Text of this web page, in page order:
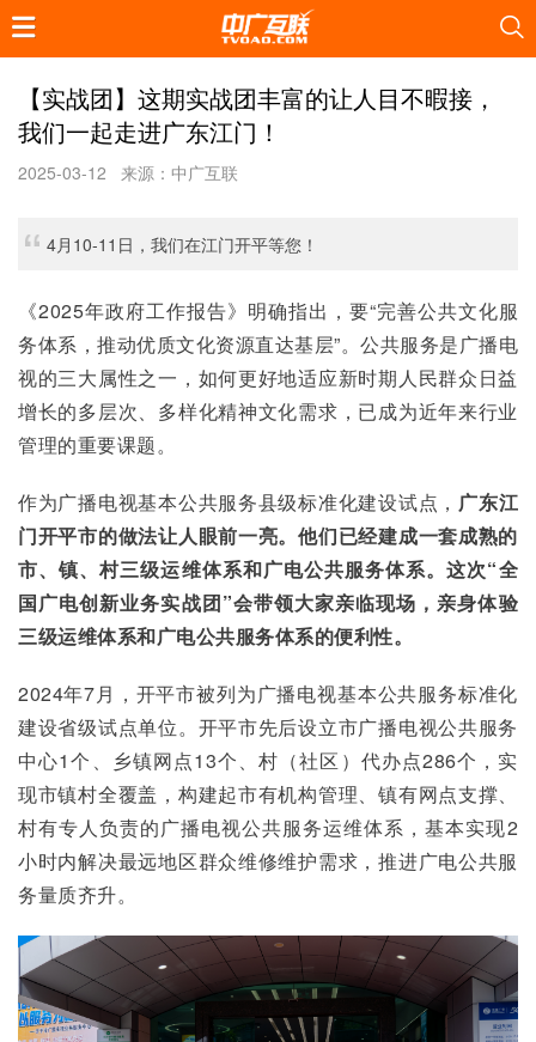
【实战团】这期实战团丰富的让人目不暇接，
我们一起走进广东江门！
2025-03-12 来源：中广互联
4月10-11日，我们在江门开平等您！
《2025年政府工作报告》明确指出，要“完善公共文化服
务体系，推动优质文化资源直达基层”。公共服务是广播电
视的三大属性之一，如何更好地适应新时期人民群众日益
增长的多层次、多样化精神文化需求，已成为近年来行业
管理的重要课题。
作为广播电视基本公共服务县级标准化建设试点， 广东江
门开平市的做法让人眼前一亮。他们已经建成一套成熟的
市、镇、村三级运维体系和广电公共服务体系。这次“全
国广电创新业务实战团”会带领大家亲临现场，亲身体验
三级运维体系和广电公共服务体系的便利性。
2024年7月，开平市被列为广播电视基本公共服务标准化
建设省级试点单位。开平市先后设立市广播电视公共服务
中心1个、乡镇网点13个、村（社区）代办点286个，实
现市镇村全覆盖，构建起市有机构管理、镇有网点支撑、
村有专人负责的广播电视公共服务运维体系，基本实现2
小时内解决最远地区群众维修维护需求，推进广电公共服
务量质齐升。